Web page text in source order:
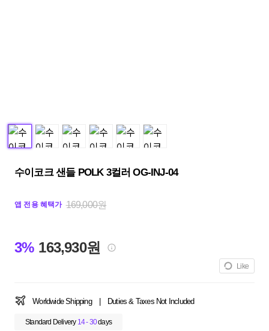
수이코크 샌들 POLK 3컬러 OG-INJ-04
앱 전용 혜택가 169,000원
3% 163,930원
Like
Worldwide Shipping Duties & Taxes Not Included
Standard Delivery 14 - 30days